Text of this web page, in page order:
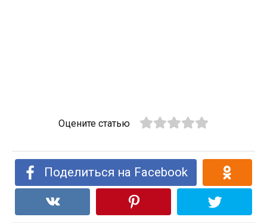
Оцените статью
Поделиться на Facebook